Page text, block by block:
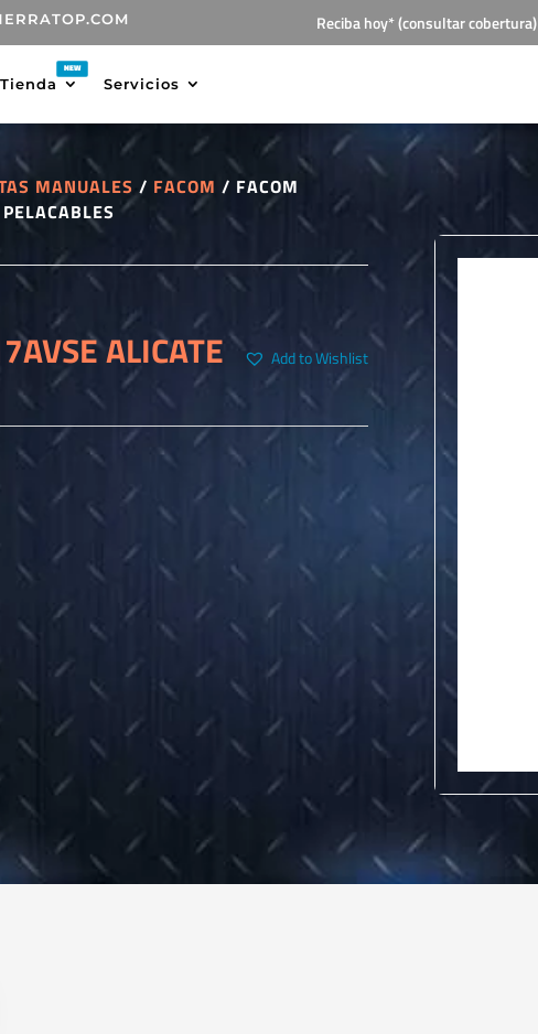
Reciba hoy* (consultar cobertura)
Tienda Servicios
MANUALES / FACOM / FACOM
ALICATE Add to Wishlist